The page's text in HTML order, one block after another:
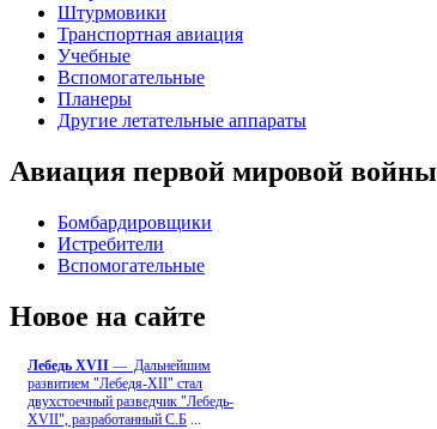
Штурмовики
Транспортная авиация
Учебные
Вспомогательные
Планеры
Другие летательные аппараты
Авиация первой мировой войны
Бомбардировщики
Истребители
Вспомогательные
Новое на сайте
Лебедь ХVII — Дальнейшим
развитием "Лебедя-ХII" стал
двухстоечный разведчик "Лебедь-
XVII", разработанный С.Б